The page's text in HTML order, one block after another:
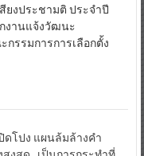
ยงประชามติ ประจำปี
นักงานแจ้งวัฒนะ
รรมการการเลือกตั้ง
ดโปง แผนล้มล้างคำ